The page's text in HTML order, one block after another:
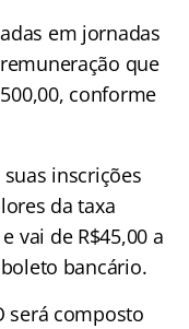
em jornadas
que
conforme
inscrições
da taxa
vai de R$45,00 a
bancário.
será composto